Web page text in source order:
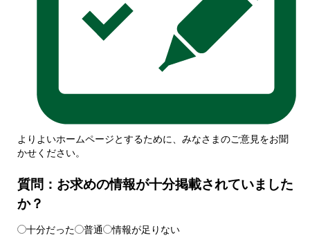
よりよいホームページとするために、みなさまのご意見をお聞
かせください。
質問：お求めの情報が十分掲載されていました
か？
十分だった 普通 情報が足りない